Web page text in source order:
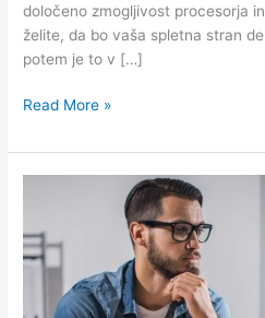
določeno zmogljivost procesorja
želite, da bo vaša spletna stran
potem je to v […]
Različne
spletnega
gostovanja
izbrati
pravega
Read More »